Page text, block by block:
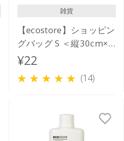
雑貨
【ecostore】ショッピン
グバッグ S ＜縦30cm×
横23cm×マチ12cm＞
¥22
(14)